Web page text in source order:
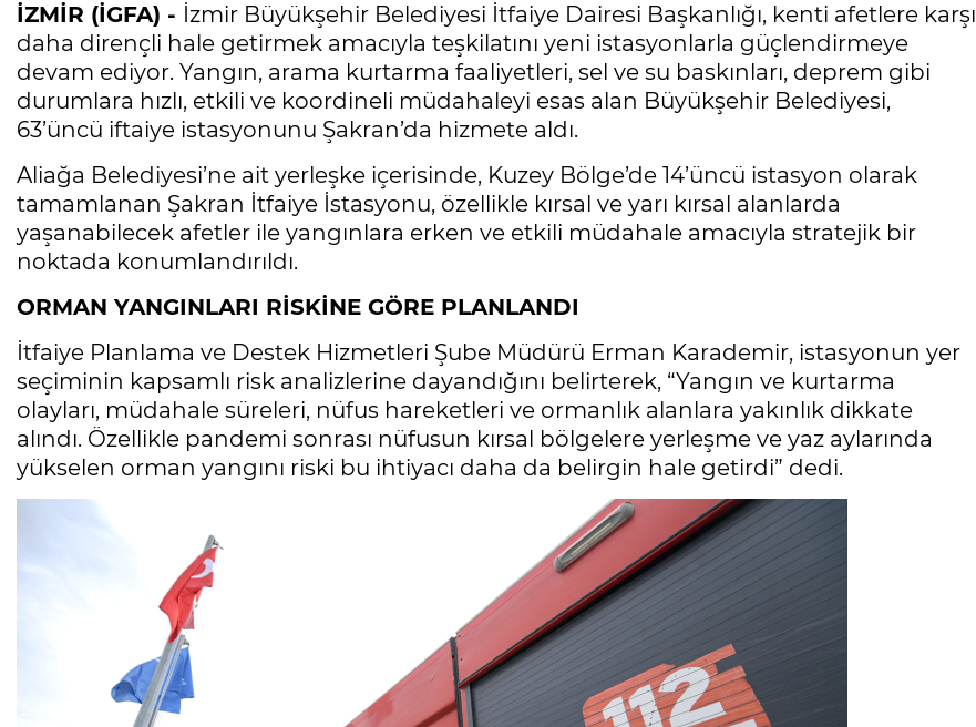
İZMİR (İGFA) - İzmir Büyükşehir Belediyesi İtfaiye Dairesi Başkanlığı, kenti afetlere karşı
daha dirençli hale getirmek amacıyla teşkilatını yeni istasyonlarla güçlendirmeye
devam ediyor. Yangın, arama kurtarma faaliyetleri, sel ve su baskınları, deprem gibi
durumlara hızlı, etkili ve koordineli müdahaleyi esas alan Büyükşehir Belediyesi,
63’üncü iftaiye istasyonunu Şakran’da hizmete aldı.
Aliağa Belediyesi’ne ait yerleşke içerisinde, Kuzey Bölge’de 14’üncü istasyon olarak
tamamlanan Şakran İtfaiye İstasyonu, özellikle kırsal ve yarı kırsal alanlarda
yaşanabilecek afetler ile yangınlara erken ve etkili müdahale amacıyla stratejik bir
noktada konumlandırıldı.
ORMAN YANGINLARI RİSKİNE GÖRE PLANLANDI
İtfaiye Planlama ve Destek Hizmetleri Şube Müdürü Erman Karademir, istasyonun yer
seçiminin kapsamlı risk analizlerine dayandığını belirterek, “Yangın ve kurtarma
olayları, müdahale süreleri, nüfus hareketleri ve ormanlık alanlara yakınlık dikkate
alındı. Özellikle pandemi sonrası nüfusun kırsal bölgelere yerleşme ve yaz aylarında
yükselen orman yangını riski bu ihtiyacı daha da belirgin hale getirdi” dedi.